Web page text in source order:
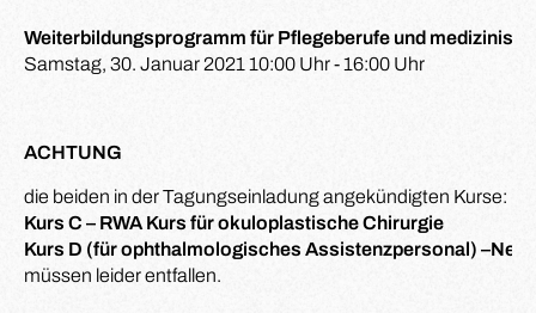
Weiterbildungsprogramm für Pflegeberufe und
Samstag, 30. Januar 2021 10:00 Uhr - 16:00 Uhr
ACHTUNG
die beiden in der Tagungseinladung angekündigten Kurse:
Kurs C – RWA Kurs für okuloplastische Chirurgie
Kurs D (für ophthalmologisches Assistenzpersonal)
müssen leider entfallen.